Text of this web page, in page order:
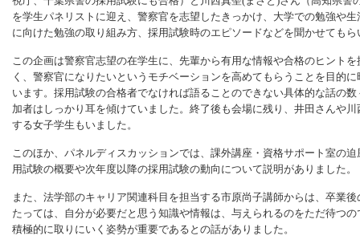
を学生パネリストに迎え、警察官を志望したきっかけ、大学での勉強や
に向けた勉強の取り組み方、採用試験時のエピソードなどを聞かせてもら
この企画は警察官志望の在学生に、先輩から有用な情報や合格のヒント
く、警察官になりたいというモチベーションを高めてもらうことを目的
います。採用試験の合格者でなければ語ることのできない具体的な話の
加者はしっかり耳を傾けていました。終了後も会場に残り、井田さんや
する女子学生もいました。
このほか、パネルディスカッションでは、課外講座・資格サポート室の
用試験の概要や次年度以降の採用試験の動向について説明がありました。
また、法学部のキャリア関連科目を担当する市原尚子講師からは、卒業
たっては、自分が必要だと思う知識や情報は、与えられるのをただ待つ
積極的に取りにいく姿勢が重要であるとの話がありました。